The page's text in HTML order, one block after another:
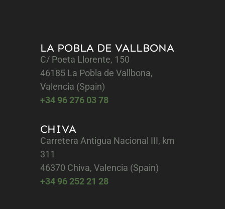
LA POBLA DE VALLBONA
C/ Poeta Llorente, 150
46185 La Pobla de Vallbona,
Valencia (Spain)
+34 96 276 03 78
CHIVA
Carretera Antigua Nacional III, km
311
46370 Chiva, Valencia (Spain)
+34 96 252 21 28